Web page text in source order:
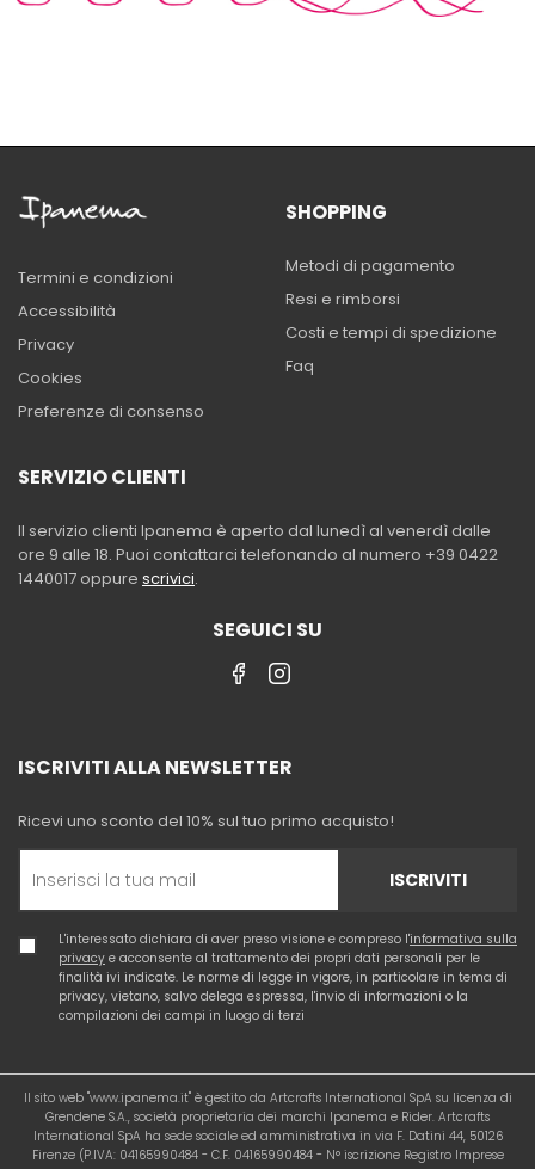
Termini e condizioni
Accessibilità
Privacy
Cookies
Preferenze di consenso
SHOPPING
Metodi di pagamento
Resi e rimborsi
Costi e tempi di spedizione
Faq
SERVIZIO CLIENTI
Il servizio clienti Ipanema è aperto dal lunedì al venerdì dalle
ore 9 alle 18. Puoi contattarci telefonando al numero +39 0422
1440017 oppure scrivici.
SEGUICI SU
ISCRIVITI ALLA NEWSLETTER
Ricevi uno sconto del 10% sul tuo primo acquisto!
ISCRIVITI
L'interessato dichiara di aver preso visione e compreso l'informativa sulla
privacy e acconsente al trattamento dei propri dati personali per le
finalità ivi indicate. Le norme di legge in vigore, in particolare in tema di
privacy, vietano, salvo delega espressa, l'invio di informazioni o la
compilazioni dei campi in luogo di terzi
Il sito web "www.ipanema.it" è gestito da Artcrafts International SpA su licenza di
Grendene S.A., società proprietaria dei marchi Ipanema e Rider. Artcrafts
International SpA ha sede sociale ed amministrativa in via F. Datini 44, 50126
Firenze (P.IVA: 04165990484 - C.F. 04165990484 - N° iscrizione Registro Imprese